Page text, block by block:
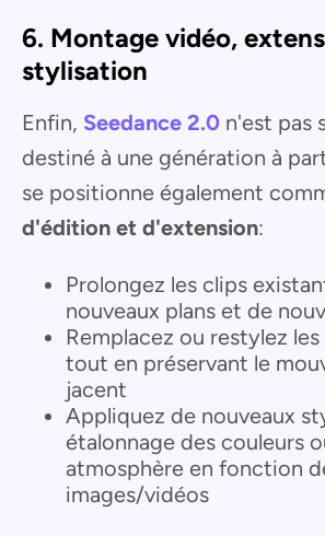
6. Montage vidéo,
stylisation
Enfin, Seedance 2.0 n'est pas
destiné à une génération à
se positionne également
d'édition et d'extension:
Prolongez les clips
nouveaux plans et de
Remplacez ou restylez
tout en préservant le
jacent
Appliquez de nouveaux
étalonnage des couleurs
atmosphère en fonction
images/vidéos